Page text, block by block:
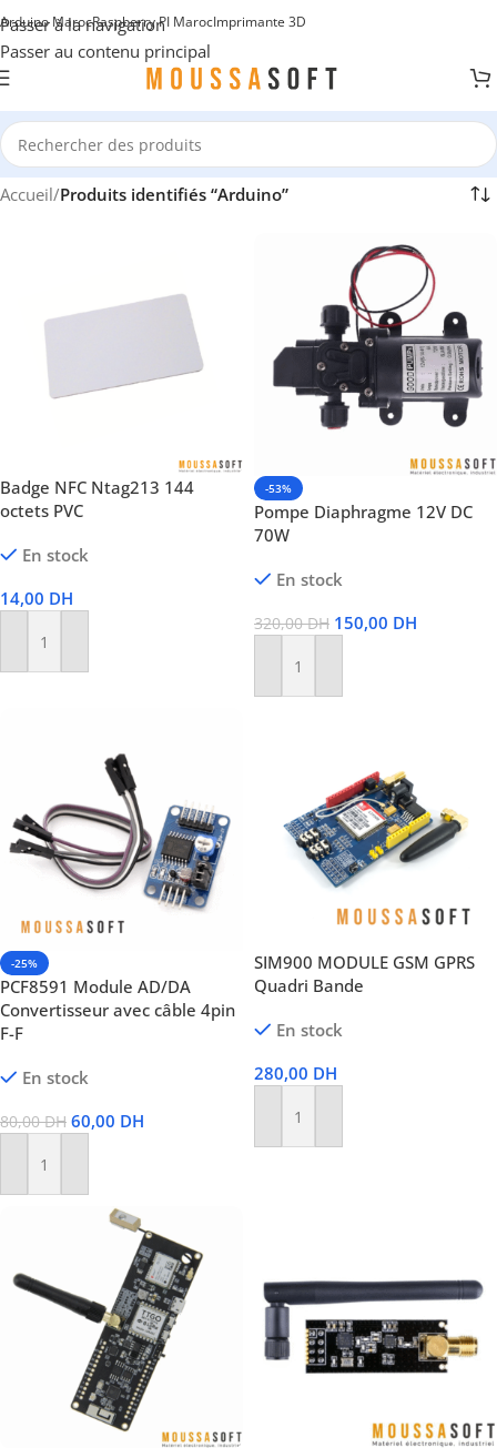
Passer à la navigation
Passer au contenu principal
Arduino MarocRaspberry PI MarocImprimante 3D
Accueil/Produits identifiés “Arduino”
Badge NFC Ntag213 144
octets PVC
En stock
14,00 DH
Ajouter Au Panier
-53%
Pompe Diaphragme 12V DC
70W
En stock
320,00DH 150,00 DH
Ajouter Au Panier
-25%
PCF8591 Module AD/DA
Convertisseur avec câble 4pin
F-F
En stock
80,00DH 60,00 DH
Ajouter Au Panier
SIM900 MODULE GSM GPRS
Quadri Bande
En stock
280,00 DH
Ajouter Au Panier